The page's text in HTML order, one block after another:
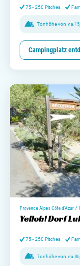
75 - 250 Pitches
Tonhöhe von v.a.
Campingplatz
Provence-Alpes-Côte d'Azur /
Yelloh! Dorf
75 - 250 Pitches
Tonhöhe von v.a.